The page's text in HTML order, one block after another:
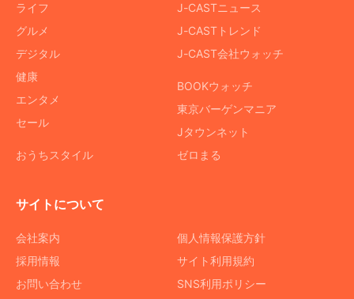
ライフ
グルメ
デジタル
健康
エンタメ
セール
おうちスタイル
J-CASTニュース
J-CASTトレンド
J-CAST会社ウォッチ
BOOKウォッチ
東京バーゲンマニア
Jタウンネット
ゼロまる
サイトについて
会社案内
採用情報
お問い合わせ
個人情報保護方針
サイト利用規約
SNS利用ポリシー